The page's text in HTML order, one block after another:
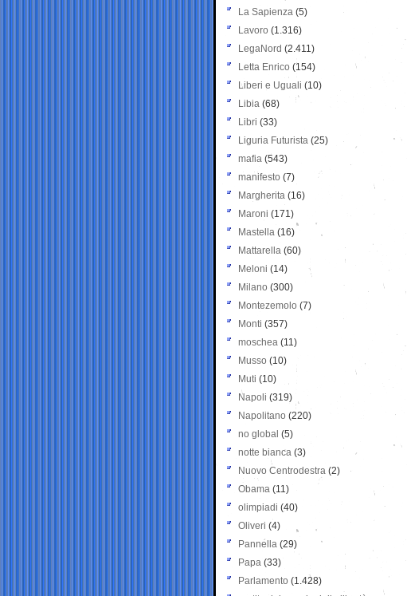
La Sapienza (5)
Lavoro (1.316)
LegaNord (2.411)
Letta Enrico (154)
Liberi e Uguali (10)
Libia (68)
Libri (33)
Liguria Futurista (25)
mafia (543)
manifesto (7)
Margherita (16)
Maroni (171)
Mastella (16)
Mattarella (60)
Meloni (14)
Milano (300)
Montezemolo (7)
Monti (357)
moschea (11)
Musso (10)
Muti (10)
Napoli (319)
Napolitano (220)
no global (5)
notte bianca (3)
Nuovo Centrodestra (2)
Obama (11)
olimpiadi (40)
Oliveri (4)
Pannella (29)
Papa (33)
Parlamento (1.428)